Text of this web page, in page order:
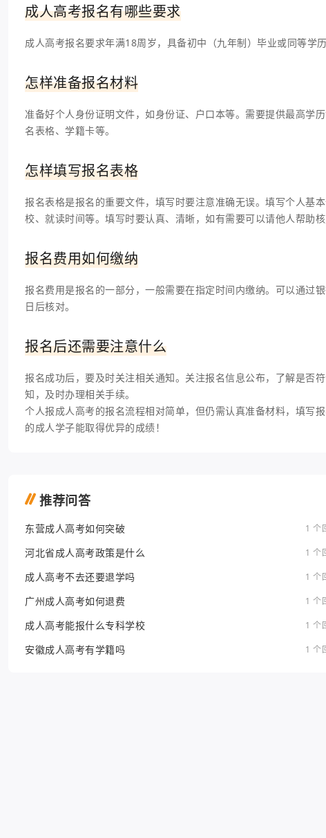
成人高考报名有哪些要求
成人高考报名要求年满18周岁，具备初中（九年制）毕业或同等学
怎样准备报名材料
准备好个人身份证明文件，如身份证、户口本等。需要提供最高学
名表格、学籍卡等。
怎样填写报名表格
报名表格是报名的重要文件，填写时要注意准确无误。填写个人基
校、就读时间等。填写时要认真、清晰，如有需要可以请他人帮助核
报名费用如何缴纳
报名费用是报名的一部分，一般需要在指定时间内缴纳。可以通过
日后核对。
报名后还需要注意什么
报名成功后，要及时关注相关通知。关注报名信息公布，了解是否
知，及时办理相关手续。
个人报成人高考的报名流程相对简单，但仍需认真准备材料，填写
的成人学子能取得优异的成绩！
推荐问答
东营成人高考如何突破 1 个
河北省成人高考政策是什么 1 个
成人高考不去还要退学吗 1 个
广州成人高考如何退费 1 个
成人高考能报什么专科学校 1 个
安徽成人高考有学籍吗 1 个